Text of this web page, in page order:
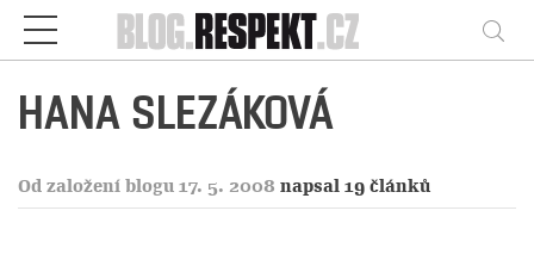
Respekt
HANA SLEZÁKOVÁ
Od založení blogu 17. 5. 2008 napsal 19 článků